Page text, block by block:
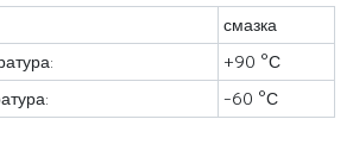
смазка
+90 °С
-60 °С